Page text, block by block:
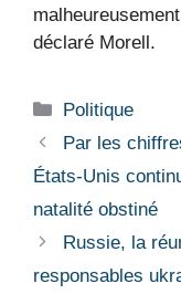
déclaré Morell.
Catégories
Politique
Par les
États-Unis
natalité obstiné
Russie, la
responsables